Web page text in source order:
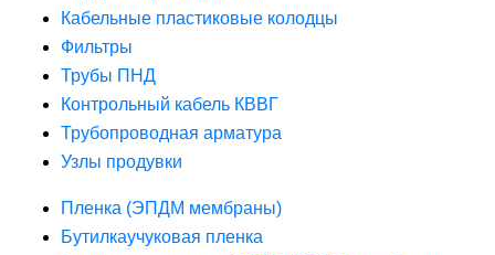
Кабельные пластиковые колодцы
Фильтры
Трубы ПНД
Контрольный кабель КВВГ
Трубопроводная арматура
Узлы продувки
Пленка (ЭПДМ мембраны)
Бутилкаучуковая пленка